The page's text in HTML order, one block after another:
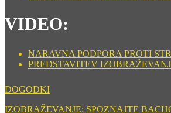
VIDEO:
NARAVNA PODPORA PROTI
PREDSTAVITEV
DOGODKI
IZOBRAŽEVANJE: SPOZNAJTE